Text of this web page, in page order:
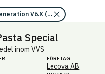
V6.X (2023)
Special
inom VVS
FÖRETAG
Lecova AB